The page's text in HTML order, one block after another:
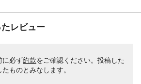
レビュー
に必ず約款をご確認ください。投稿した
ものとみなします。